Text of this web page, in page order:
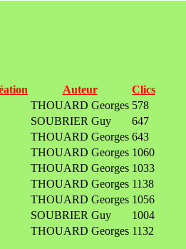
Auteur
Clics
THOUARD Georges 578
SOUBRIER Guy
647
THOUARD Georges 643
THOUARD Georges 1060
THOUARD Georges 1033
THOUARD Georges 1138
THOUARD Georges 1056
SOUBRIER Guy
1004
THOUARD Georges 1132